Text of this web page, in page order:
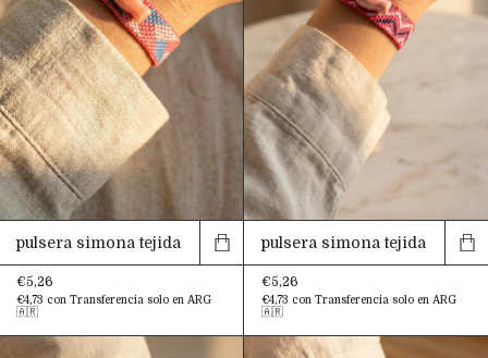
pulsera simona tejida
€5,26
€4,73 con Transferencia solo en ARG
🇦🇷
pulsera simona tejida
€5,26
€4,73 con Transferencia solo en ARG
🇦🇷